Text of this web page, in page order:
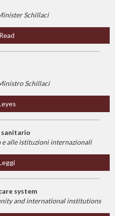
Schillaci
Read
Schillaci
sanitario
e alle istituzioni internazionali
system
and international institutions